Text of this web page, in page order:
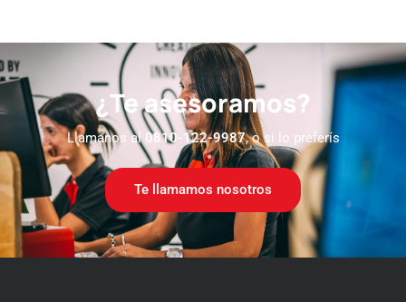
¿Te asesoramos?
Llamanos al 0810-122-9987, o si lo preferís
Te llamamos nosotros